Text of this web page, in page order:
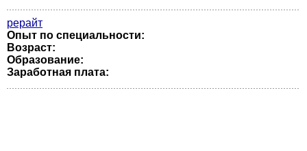
рерайт
Опыт по специальности:
Возраст:
Образование:
Заработная плата: